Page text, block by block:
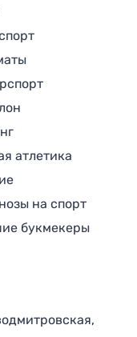
атлетика
на спорт
букмекеры